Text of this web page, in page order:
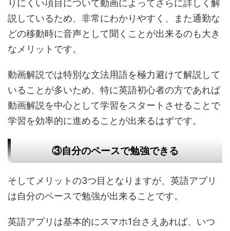
りにくい項目について動画によってさらに詳しく解
説しているため、非常にわかりやすく、また通勤な
どの移動時に音声として聞くことが出来るのも大き
なメリットです。
動画解説では特別な文法用語を極力避けて解説して
いることが多いため、特に英語初心者の方であれば
動画解説を中心として学習をスタートさせることで
学習を効率的に進めることが出来るはずです。
③自分のペースで勉強できる
そしてメリットの3つ目となりますが、英語アプリ
は自分のペースで勉強が出来ることです。
英語アプリは基本的にスマホ1台さえあれば、いつ